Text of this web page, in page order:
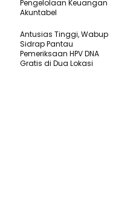
Pengelolaan Keuangan
Akuntabel
Antusias Tinggi, Wabup
Sidrap Pantau
Pemeriksaan HPV DNA
Gratis di Dua Lokasi